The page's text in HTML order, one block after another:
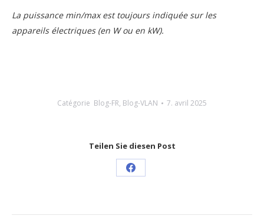
La puissance min/max est toujours indiquée sur les
appareils électriques (en W ou en kW).
Catégorie Blog-FR, Blog-VLAN 7. avril 2025
Teilen Sie diesen Post
Share
Facebook